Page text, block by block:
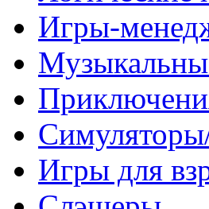
Игры-
Игры для